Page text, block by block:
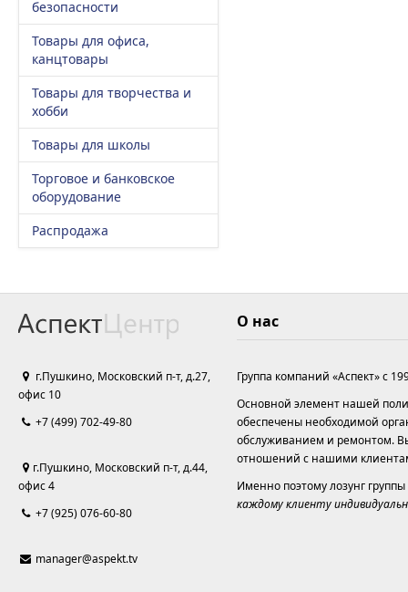
безопасности
Товары для офиса,
канцтовары
Товары для творчества и
хобби
Товары для школы
Торговое и банковское
оборудование
Распродажа
г.Пушкино, Московский п-т, д.27,
офис 10
+7 (499) 702-49-80
г.Пушкино, Московский п-т, д.44,
офис 4
+7 (925) 076-60-80
manager@aspekt.tv
О нас
Группа компаний «Аспект» с
Основной элемент нашей
обеспечены необходимой
обслуживанием и ремонтом.
отношений с нашими
Именно поэтому лозунг
каждому клиенту